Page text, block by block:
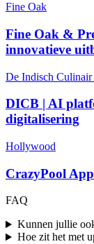
Fine Oak
Fine Oak &
innovatieve
De Indisch
DICB | AI
digitalisering
Hollywood
CrazyPool
FAQ
Kunnen jullie
Hoe zit het met